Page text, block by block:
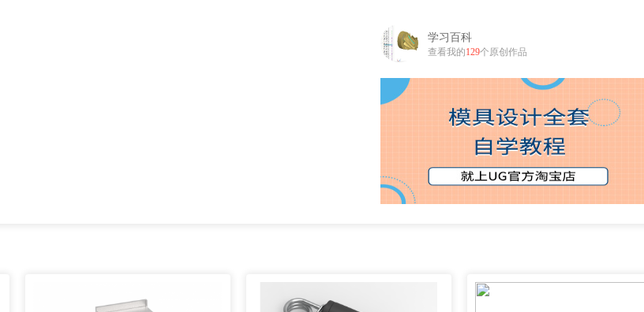
学习百科
查看我的129个原创作品